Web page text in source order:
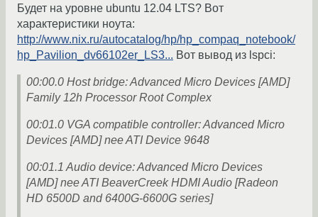
Будет на уровне ubuntu 12.04 LTS? Вот
характеристики ноута:
http://www.nix.ru/autocatalog/hp/hp_compaq_notebook/
hp_Pavilion_dv66102er_LS3... Вот вывод из lspci:
00:00.0 Host bridge: Advanced Micro Devices [AMD]
Family 12h Processor Root Complex
00:01.0 VGA compatible controller: Advanced Micro
Devices [AMD] nee ATI Device 9648
00:01.1 Audio device: Advanced Micro Devices
[AMD] nee ATI BeaverCreek HDMI Audio [Radeon
HD 6500D and 6400G-6600G series]